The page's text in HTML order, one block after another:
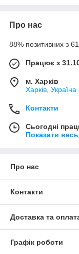
Про нас
88% позитивних з 61
Працює з
м. Харків
Харків, Україна
Контакти
Сьогодні
Показати
Про нас
Контакти
Доставка та
Графік роботи